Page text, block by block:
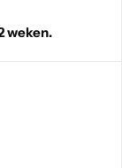
weken.